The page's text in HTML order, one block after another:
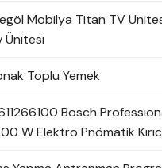
Mobilya Titan TV
Ünitesi
Toplu Yemek
Bosch
W Elektro Pnömatik